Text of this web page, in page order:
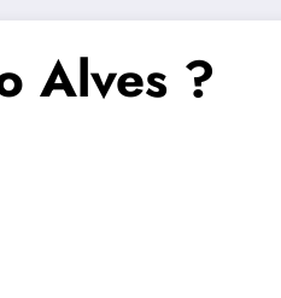
Alves ?